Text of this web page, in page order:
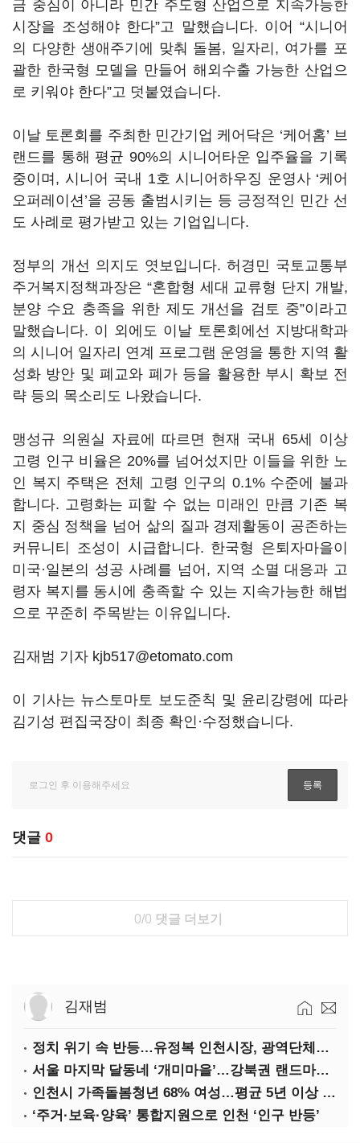
금 중심이 아니라 민간 주도형 산업으로 지속가능한
시장을 조성해야 한다”고 말했습니다. 이어“시니어
의 다양한 생애주기에 맞춰 돌봄, 일자리 , 여가를 포
괄한 한국형 모델을 만들어 해외수출 가능한 산업으
로 키워야 한다”고 덧붙였습니다.
이날 토론회를 주최한 민간기업 케어닥은 ‘케어홈’ 브
랜드를 통해 평균 90%의 시니어타운 입주율을 기록
중이며 , 시니어 국내 1호 시니어하우징 운영사‘케어
오퍼레이션’을 공동 출범시키는 등 긍정적인 민간 선
도 사례로 평가받고 있는 기업입니다.
정부의 개선 의지도 엿보입니다. 허경민 국토교통부
주거복지정책과장은 “혼합형 세대 교류형 단지 개발,
분양 수요 충족을 위한 제도 개선을 검토 중”이라고
말했습니다. 이 외에도 이날 토론회에선 지방대학과
의 시니어 일자리 연계 프로그램 운영을 통한 지역 활
성화 방안 및 폐교와 폐가 등을 활용한 부시 확보 전
략 등의 목소리도 나왔습니다.
맹성규 의원실 자료에 따르면 현재 국내 65세 이상
고령 인구 비율은 20%를 넘어섰지만 이들을 위한 노
인 복지 주택은 전체 고령 인구의 0.1% 수준에 불과
합니다. 고령화는 피할 수 없는 미래인 만큼 기존 복
지 중심 정책을 넘어 삶의 질과 경제활동이 공존하는
커뮤니티 조성이 시급합니다. 한국형 은퇴자마을이
미국·일본의 성공 사례를 넘어 , 지역 소멸 대응과 고
령자 복지를 동시에 충족할 수 있는 지속가능한 해법
으로 꾸준히 주목받는 이유입니다.
김재범 기자 kjb517@etomato.com
이 기사는 뉴스토마토 보도준칙 및 윤리강령에 따라
김기성 편집국장이 최종 확인·수정했습니다.
댓글 0
0/0 댓글 더보기
김재범
정치 위기 속 반등…유정복 인천시장, 광역단체장 평가 ‘상승세’
서울 마지막 달동네 ‘개미마을’…강북권 랜드마크로 재탄생한다
인천시 가족돌봄청년 68% 여성…평균 5년 이상 돌봄 ‘우울감’ 호소
‘주거·보육·양육’ 통합지원으로 인천 ‘인구 반등’